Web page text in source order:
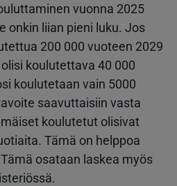
vuonna 2025
onkin liian pieni luku. Jos
200 000 vuoteen 2029
koulutettava 40 000
koulutetaan vain 5000
saavuttaisiin vasta
koulutetut olisivat
Tämä on helppoa
osataan laskea myös